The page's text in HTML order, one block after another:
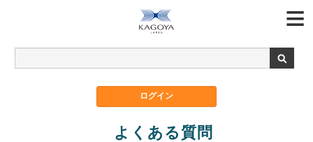
よくある質問